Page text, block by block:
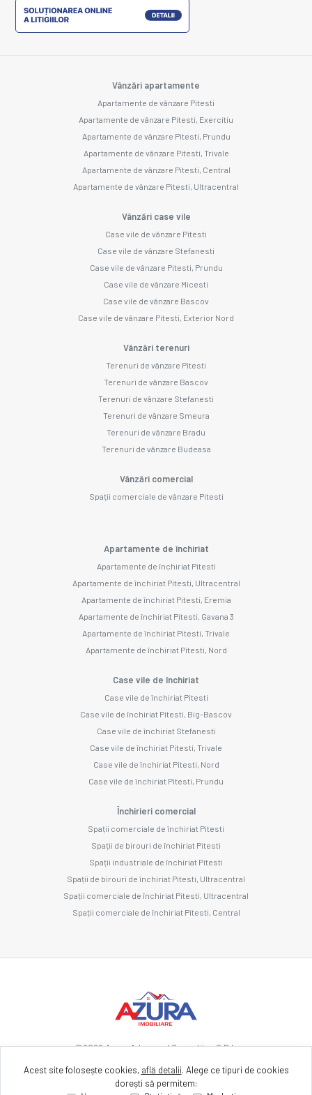
Vânzări apartamente
Apartamente de vânzare Pitesti
Apartamente de vânzare Pitesti, Exercitiu
Apartamente de vânzare Pitesti, Prundu
Apartamente de vânzare Pitesti, Trivale
Apartamente de vânzare Pitesti, Central
Apartamente de vânzare Pitesti, Ultracentral
Vânzări case vile
Case vile de vânzare Pitesti
Case vile de vânzare Stefanesti
Case vile de vânzare Pitesti, Prundu
Case vile de vânzare Micesti
Case vile de vânzare Bascov
Case vile de vânzare Pitesti, Exterior Nord
Vânzări terenuri
Terenuri de vânzare Pitesti
Terenuri de vânzare Bascov
Terenuri de vânzare Stefanesti
Terenuri de vânzare Smeura
Terenuri de vânzare Bradu
Terenuri de vânzare Budeasa
Vânzări comercial
Spații comerciale de vânzare Pitesti
Apartamente de închiriat
Apartamente de închiriat Pitesti
Apartamente de închiriat Pitesti, Ultracentral
Apartamente de închiriat Pitesti, Eremia
Apartamente de închiriat Pitesti, Gavana 3
Apartamente de închiriat Pitesti, Trivale
Apartamente de închiriat Pitesti, Nord
Case vile de închiriat
Case vile de închiriat Pitesti
Case vile de închiriat Pitesti, Big-Bascov
Case vile de închiriat Stefanesti
Case vile de închiriat Pitesti, Trivale
Case vile de închiriat Pitesti, Nord
Case vile de închiriat Pitesti, Prundu
Închirieri comercial
Spații comerciale de închiriat Pitesti
Spații de birouri de închiriat Pitesti
Spații industriale de închiriat Pitesti
Spații de birouri de închiriat Pitesti, Ultracentral
Spații comerciale de închiriat Pitesti, Ultracentral
Spații comerciale de închiriat Pitesti, Central
©2026Azura Advanced Consulting S.R.L.
Site creat în
Acest site folosește cookies, află detalii. Alege ce tipuri de cookies
dorești să permitem: